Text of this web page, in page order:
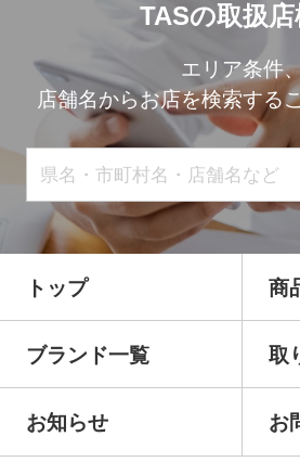
TASの取扱
エリア条件
店舗名からお店を検索する
トップ 商
ブランド一覧 取
お知らせ お